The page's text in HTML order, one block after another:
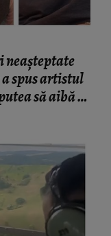
neașteptate
spus artistul
să aibă o